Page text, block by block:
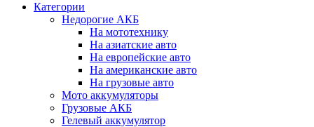
Категории
Недорогие АКБ
На мототехнику
На азиатские авто
На европейские авто
На американские авто
На грузовые авто
Мото аккумуляторы
Грузовые АКБ
Гелевый аккумулятор